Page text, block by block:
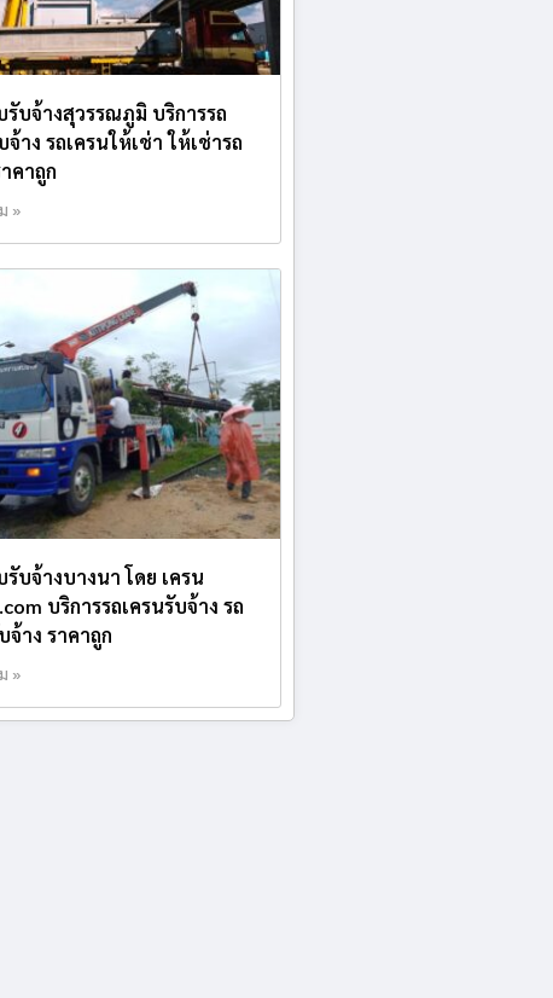
รับจ้างสุวรรณภูมิ บริการรถ
จ้าง รถเครนให้เช่า ให้เช่ารถ
คาถูก
»
รับจ้างบางนา โดย เครน
บริการรถเครนรับจ้าง รถ
จ้าง ราคาถูก
»